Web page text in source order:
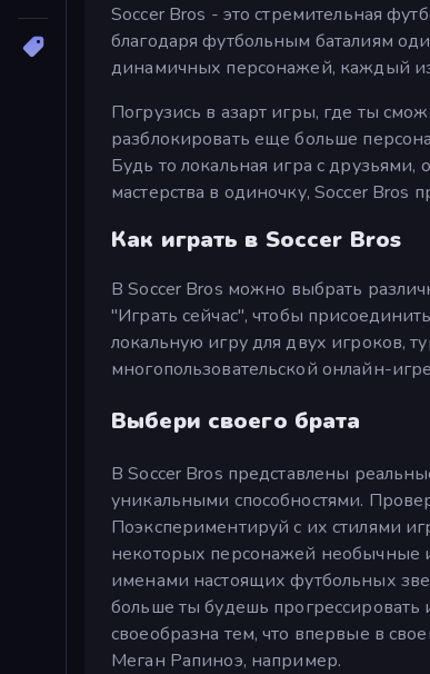
Soccer Bros - это стремительная
благодаря футбольным баталиям
динамичных персонажей, каждый
Погрузись в азарт игры, где ты
разблокировать еще больше
Будь то локальная игра с
мастерства в одиночку, Soccer Bros
Как играть в Soccer Bros
В Soccer Bros можно выбрать
"Играть сейчас", чтобы
локальную игру для двух игроков,
многопользовательской онлайн-
Выбери своего брата
В Soccer Bros представлены
уникальными способностями.
Поэкспериментируй с их стилями
некоторых персонажей необычные
именами настоящих футбольных
больше ты будешь прогрессировать
своеобразна тем, что впервые в
Меган Рапиноэ, например.